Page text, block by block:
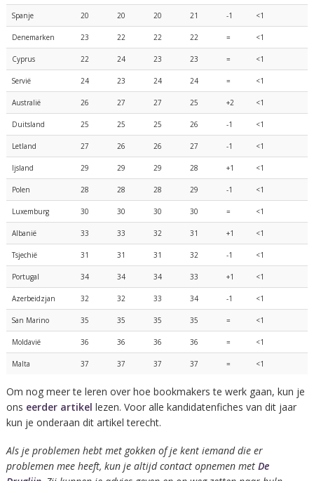
Spanje 20 20 20 21 -1 <1
Denemarken 23 22 22 22 = <1
Cyprus 22 24 23 23 = <1
Servië 24 23 24 24 = <1
Australië 26 27 27 25 +2 <1
Duitsland 25 25 25 26 -1 <1
Letland 27 26 26 27 -1 <1
Ijsland 29 29 29 28 +1 <1
Polen 28 28 28 29 -1 <1
Luxemburg 30 30 30 30 = <1
Albanië 33 33 32 31 +1 <1
Tsjechië 31 31 31 32 -1 <1
Portugal 34 34 34 33 +1 <1
Azerbeidzjan 32 32 33 34 -1 <1
San Marino 35 35 35 35 = <1
Moldavië 36 36 36 36 = <1
Malta 37 37 37 37 = <1
Om nog meer te leren over hoe bookmakers te werk gaan, kun je
ons eerder artikel lezen. Voor alle kandidatenfiches van dit jaar
kun je onderaan dit artikel terecht.
Als je problemen hebt met gokken of je kent iemand die er
problemen mee heeft, kun je altijd contact opnemen met De